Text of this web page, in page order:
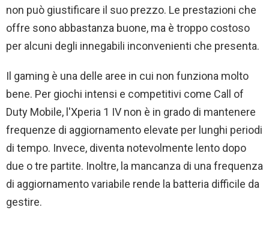
non può giustificare il suo prezzo. Le prestazioni che
offre sono abbastanza buone, ma è troppo costoso
per alcuni degli innegabili inconvenienti che presenta.
Il gaming è una delle aree in cui non funziona molto
bene. Per giochi intensi e competitivi come Call of
Duty Mobile, l'Xperia 1 IV non è in grado di mantenere
frequenze di aggiornamento elevate per lunghi periodi
di tempo. Invece, diventa notevolmente lento dopo
due o tre partite. Inoltre, la mancanza di una frequenza
di aggiornamento variabile rende la batteria difficile da
gestire.